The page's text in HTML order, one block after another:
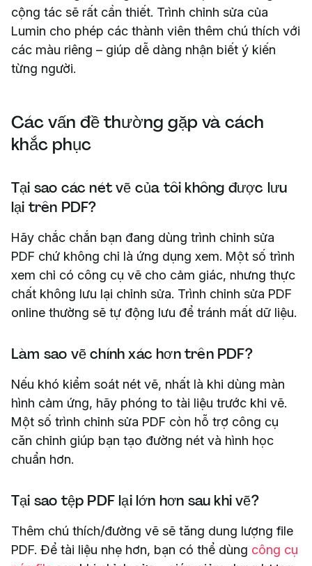
cộng tác sẽ rất cần thiết. Trình chỉnh sửa của
Lumin cho phép các thành viên thêm chú thích với
các màu riêng – giúp dễ dàng nhận biết ý kiến
từng người.
Các vấn đề thường gặp và cách
khắc phục
Tại sao các nét vẽ của tôi không được lưu
lại trên PDF?
Hãy chắc chắn bạn đang dùng trình chỉnh sửa
PDF chứ không chỉ là ứng dụng xem. Một số trình
xem chỉ có công cụ vẽ cho cảm giác, nhưng thực
chất không lưu lại chỉnh sửa. Trình chỉnh sửa PDF
online thường sẽ tự động lưu để tránh mất dữ liệu.
Làm sao vẽ chính xác hơn trên PDF?
Nếu khó kiểm soát nét vẽ, nhất là khi dùng màn
hình cảm ứng, hãy phóng to tài liệu trước khi vẽ.
Một số trình chỉnh sửa PDF còn hỗ trợ công cụ
căn chỉnh giúp bạn tạo đường nét và hình học
chuẩn hơn.
Tại sao tệp PDF lại lớn hơn sau khi vẽ?
Thêm chú thích/đường vẽ sẽ tăng dung lượng file
PDF. Để tài liệu nhẹ hơn, bạn có thể dùng công cụ